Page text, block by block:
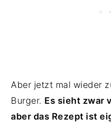
Aber jetzt mal wieder
Burger. Es sieht zwar
aber das Rezept ist